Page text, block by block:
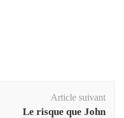
Article suivant
Le risque que John